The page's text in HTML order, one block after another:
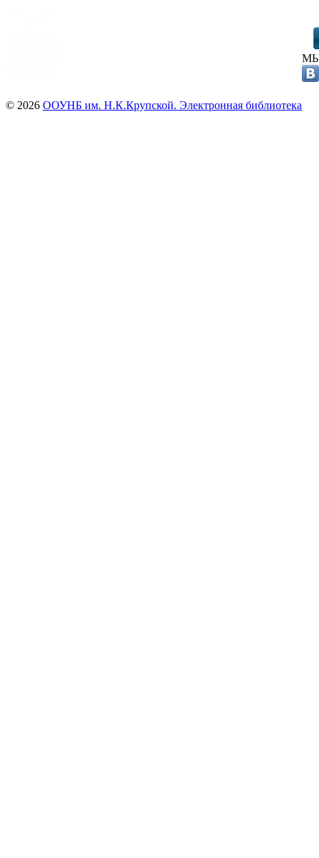
© 2026 ООУНБ им. Н.К.Крупской. Электронная библиотека